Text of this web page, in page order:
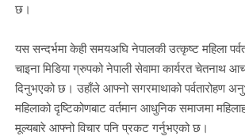
छ।
यस सन्दर्भमा केही समयअघि नेपालकी उत्कृष्ट महिला
चाइना मिडिया ग्रुपको नेपाली सेवामा कार्यरत चेतनाथ
दिनुभएको छ। उहाँले आफ्नो सगरमाथाको पर्वतारोहण
महिलाको दृष्टिकोणबाट वर्तमान आधुनिक समाजमा
मूल्यबारे आफ्नो विचार पनि प्रकट गर्नुभएको छ।